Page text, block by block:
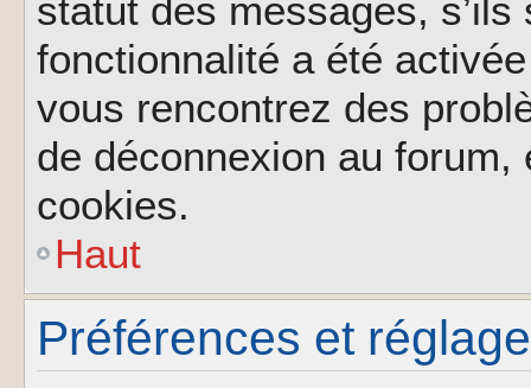
statut des messages,
fonctionnalité a été
vous rencontrez des
de déconnexion au
cookies.
Haut
Préférences et